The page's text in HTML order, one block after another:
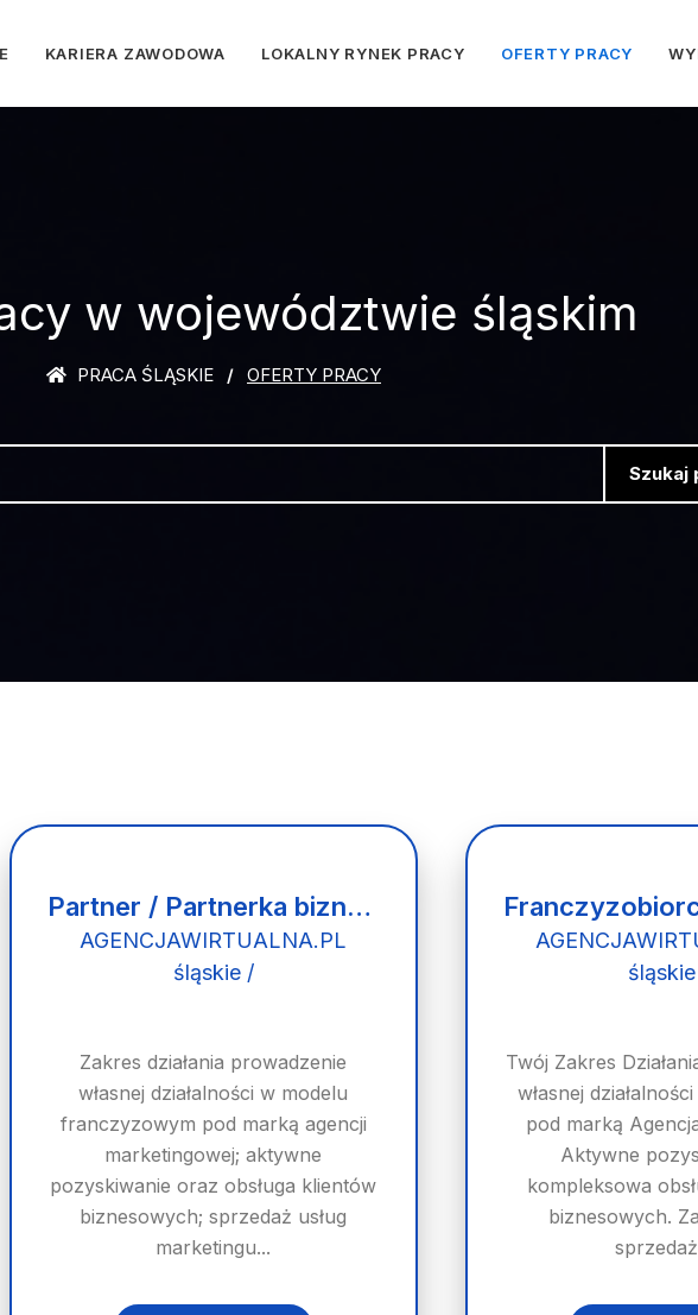
KARIERA ZAWODOWA LOKALNY RYNEK PRACY OFERTY PRACY
w województwie śląskim
PRACA ŚLĄSKIE OFERTY PRACY
Partner / Partnerka biznesowa – agencja marketingu internetowego (model franczyzowy)
AGENCJAWIRTUALNA.PL
śląskie /
Zakres działania prowadzenie
własnej działalności w modelu
franczyzowym pod marką agencji
marketingowej; aktywne
pozyskiwanie oraz obsługa klientów
biznesowych; sprzedaż usług
marketingu...
Twój Zakres
własnej
pod marką
Aktywne
kompleksowa
biznesowych.